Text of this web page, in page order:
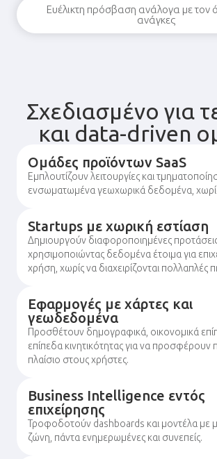
Ευέλικτη πρόσβαση ανάλογα με τον
ανάγκες
Σχεδιασμένο για
και data-driven
Ομάδες προϊόντων SaaS
Εμπλουτίζουν λειτουργίες και
ενσωματωμένα γεωχωρικά δεδομένα, χωρίς
Startups με χωρική εστίαση
Δημιουργούν διαφοροποιημένες
χρησιμοποιώντας δεδομένα έτοιμα για
χρήση, χωρίς να διαχειρίζονται πολλαπλές
Εφαρμογές με χάρτες και
γεωδεδομένα
Προσθέτουν δημογραφικά, οικονομικά
επίπεδα κινητικότητας για να προσφέρουν
πλαίσιο στους χρήστες.
Business Intelligence εντός
επιχείρησης
Τροφοδοτούν dashboards και μοντέλα με
ζώνη, πάντα ενημερωμένες και συνεπείς.